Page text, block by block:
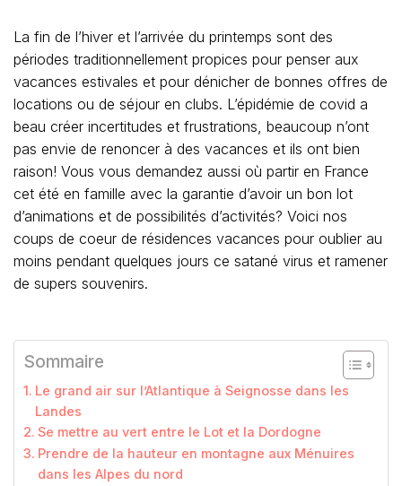
La fin de l’hiver et l’arrivée du printemps sont des
périodes traditionnellement propices pour penser aux
vacances estivales et pour dénicher de bonnes offres de
locations ou de séjour en clubs. L’épidémie de covid a
beau créer incertitudes et frustrations, beaucoup n’ont
pas envie de renoncer à des vacances et ils ont bien
raison! Vous vous demandez aussi où partir en France
cet été en famille avec la garantie d’avoir un bon lot
d’animations et de possibilités d’activités? Voici nos
coups de coeur de résidences vacances pour oublier au
moins pendant quelques jours ce satané virus et ramener
de supers souvenirs.
Sommaire
Le grand air sur l’Atlantique à Seignosse dans les
Landes
Se mettre au vert entre le Lot et la Dordogne
Prendre de la hauteur en montagne aux Ménuires
dans les Alpes du nord